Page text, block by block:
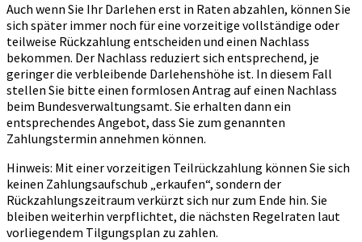
Auch wenn Sie Ihr Darlehen erst in Raten abzahlen, können Sie
sich später immer noch für eine vorzeitige vollständige oder
teilweise Rückzahlung entscheiden und einen Nachlass
bekommen. Der Nachlass reduziert sich entsprechend, je
geringer die verbleibende Darlehenshöhe ist. In diesem Fall
stellen Sie bitte einen formlosen Antrag auf einen Nachlass
beim Bundesverwaltungsamt. Sie erhalten dann ein
entsprechendes Angebot, dass Sie zum genannten
Zahlungstermin annehmen können.
Hinweis: Mit einer vorzeitigen Teilrückzahlung können Sie sich
keinen Zahlungsaufschub „erkaufen“, sondern der
Rückzahlungszeitraum verkürzt sich nur zum Ende hin. Sie
bleiben weiterhin verpflichtet, die nächsten Regelraten laut
vorliegendem Tilgungsplan zu zahlen.